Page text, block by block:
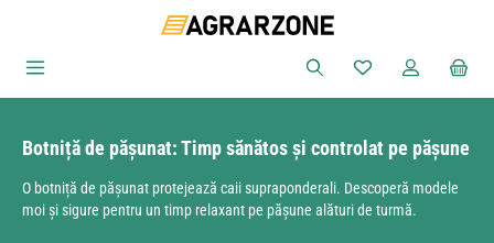
Sari la conținutul principal
Aveți 0 articole
Botniță de pășunat: Timp sănătos și controlat pe pășune
O botniță de pășunat protejează caii supraponderali. Descoperă modele
moi și sigure pentru un timp relaxant pe pășune alături de turmă.